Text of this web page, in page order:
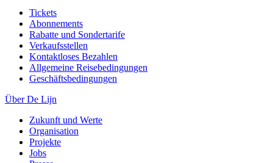
Tickets
Abonnements
Rabatte und Sondertarife
Verkaufsstellen
Kontaktloses Bezahlen
Allgemeine Reisebedingungen
Geschäftsbedingungen
Über De Lijn
Zukunft und Werte
Organisation
Projekte
Jobs